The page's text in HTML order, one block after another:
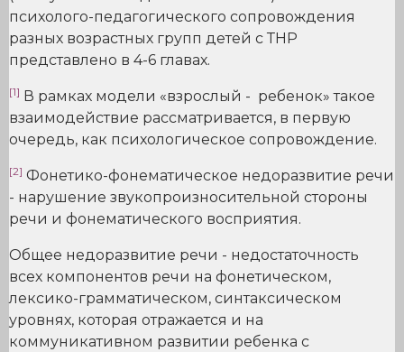
психолого-педагогического сопровождения
разных возрастных групп детей с ТНР
представлено в 4-6 главах.
[1] В рамках модели «взрослый - ребенок» такое
взаимодействие рассматривается, в первую
очередь, как психологическое сопровождение.
[2] Фонетико-фонематическое недоразвитие речи
- нарушение звукопроизносительной стороны
речи и фонематического восприятия.
Общее недоразвитие речи - недостаточность
всех компонентов речи на фонетическом,
лексико-грамматическом, синтаксическом
уровнях, которая отражается и на
коммуникативном развитии ребенка с